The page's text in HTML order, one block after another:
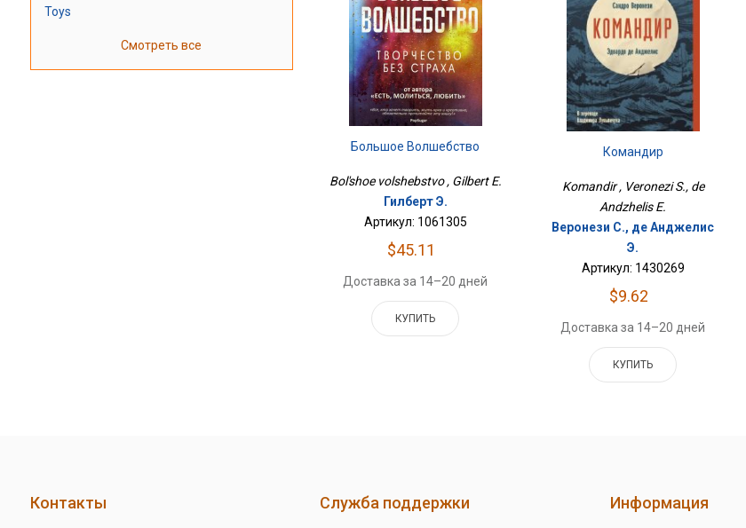
Toys
Смотреть все
Большое Волшебство
Bol'shoe volshebstvo , Gilbert E.
Гилберт Э.
Артикул: 1061305
$45.11
Доставка за 14–20 дней
КУПИТЬ
Командир
Komandir , Veronezi S., de
Andzhelis E.
Веронези С., де Анджелис
Э.
Артикул: 1430269
$9.62
Доставка за 14–20 дней
КУПИТЬ
Контакты Служба поддержки Информация